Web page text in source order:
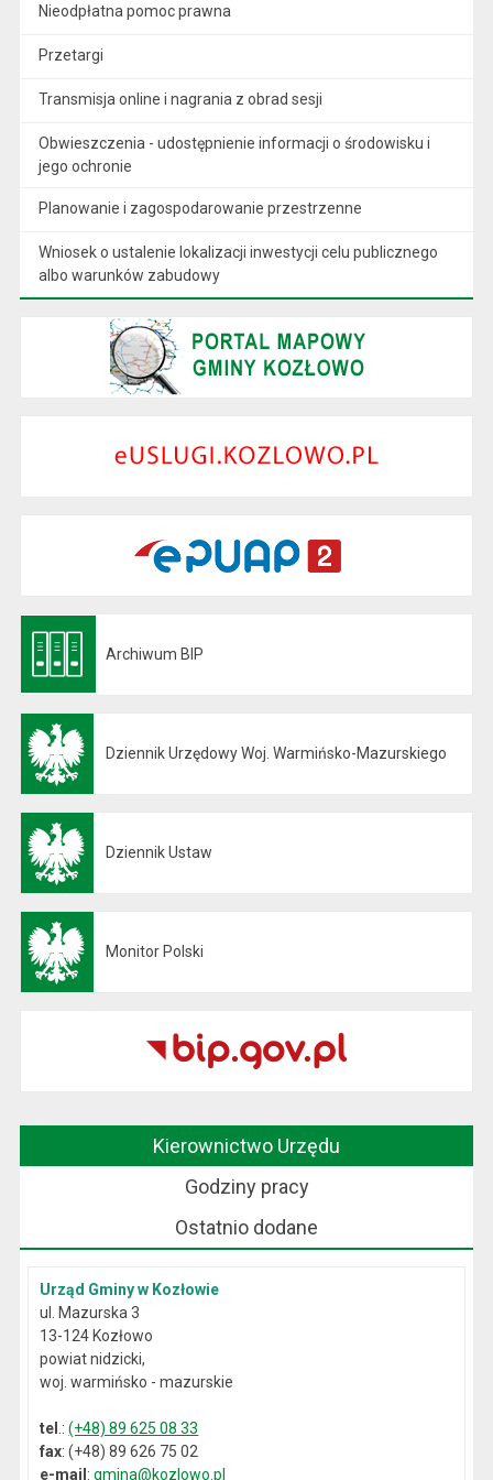
Nieodpłatna pomoc prawna
Przetargi
Transmisja online i nagrania z obrad sesji
Obwieszczenia - udostępnienie informacji o środowisku i
jego ochronie
Planowanie i zagospodarowanie przestrzenne
Wniosek o ustalenie lokalizacji inwestycji celu publicznego
albo warunków zabudowy
Archiwum BIP
Dziennik Urzędowy Woj. Warmińsko-Mazurskiego
Dziennik Ustaw
Monitor Polski
Kierownictwo Urzędu
Godziny pracy
Ostatnio dodane
Urząd Gminy w Kozłowie
ul. Mazurska 3
13-124 Kozłowo
powiat nidzicki,
woj. warmińsko - mazurskie
tel .:(+48) 89 625 08 33
fax: (+48) 89 626 75 02
e-mail:gmina@kozlowo.pl